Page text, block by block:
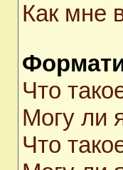
Как мне
Что
Могу ли
Что